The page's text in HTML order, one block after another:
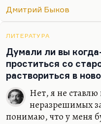
Я мало жил, но я изведал
Небесной Родины я не
Что нет, то нет.
Земную предал
И…
Дмитрий Быков
ЛИТЕРАТУРА
Думали ли вы
проститься со
раствориться в
Нет, я не
неразрешимых
понимаю, что у меня